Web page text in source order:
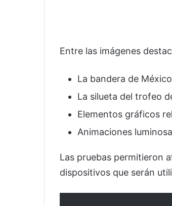
Entre las imágenes
La bandera de
La silueta del trofeo
Elementos gráficos
Animaciones
Las pruebas permitieron
dispositivos que serán